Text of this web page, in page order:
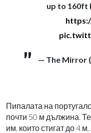
up to 160ft
— The Mirror
Пипалата на
почти 50 м дължина.
им, които стигат до 4